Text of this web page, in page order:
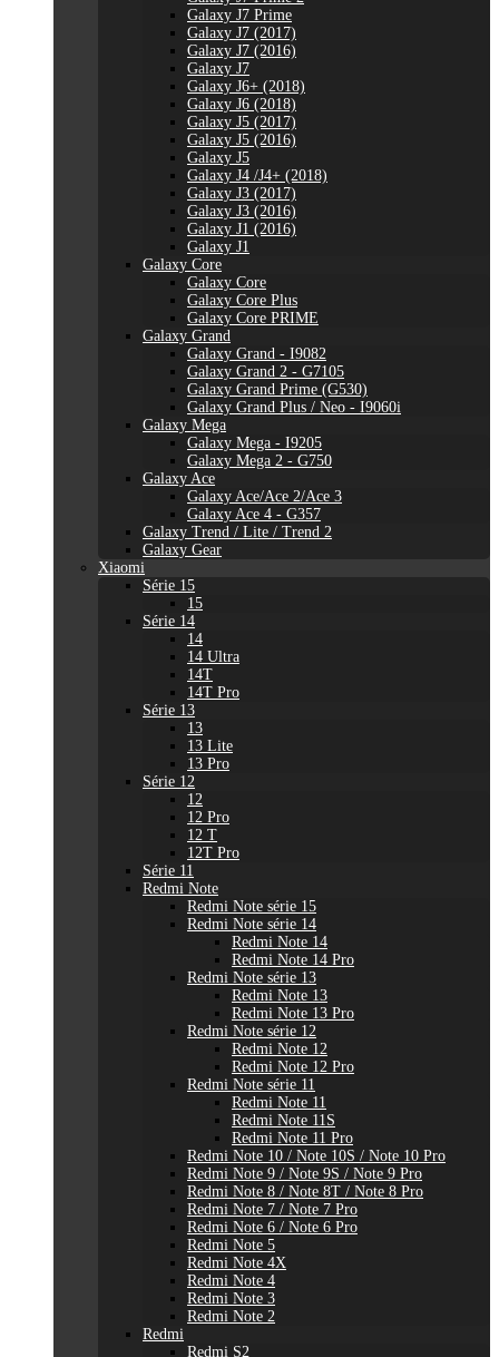
Galaxy J7 Prime
Galaxy J7 (2017)
Galaxy J7 (2016)
Galaxy J7
Galaxy J6+ (2018)
Galaxy J6 (2018)
Galaxy J5 (2017)
Galaxy J5 (2016)
Galaxy J5
Galaxy J4 /J4+ (2018)
Galaxy J3 (2017)
Galaxy J3 (2016)
Galaxy J1 (2016)
Galaxy J1
Galaxy Core
Galaxy Core
Galaxy Core Plus
Galaxy Core PRIME
Galaxy Grand
Galaxy Grand - I9082
Galaxy Grand 2 - G7105
Galaxy Grand Prime (G530)
Galaxy Grand Plus / Neo - I9060i
Galaxy Mega
Galaxy Mega - I9205
Galaxy Mega 2 - G750
Galaxy Ace
Galaxy Ace/Ace 2/Ace 3
Galaxy Ace 4 - G357
Galaxy Trend / Lite / Trend 2
Galaxy Gear
Xiaomi
Série 15
15
Série 14
14
14 Ultra
14T
14T Pro
Série 13
13
13 Lite
13 Pro
Série 12
12
12 Pro
12 T
12T Pro
Série 11
Redmi Note
Redmi Note série 15
Redmi Note série 14
Redmi Note 14
Redmi Note 14 Pro
Redmi Note série 13
Redmi Note 13
Redmi Note 13 Pro
Redmi Note série 12
Redmi Note 12
Redmi Note 12 Pro
Redmi Note série 11
Redmi Note 11
Redmi Note 11S
Redmi Note 11 Pro
Redmi Note 10 / Note 10S / Note 10 Pro
Redmi Note 9 / Note 9S / Note 9 Pro
Redmi Note 8 / Note 8T / Note 8 Pro
Redmi Note 7 / Note 7 Pro
Redmi Note 6 / Note 6 Pro
Redmi Note 5
Redmi Note 4X
Redmi Note 4
Redmi Note 3
Redmi Note 2
Redmi
Redmi S2